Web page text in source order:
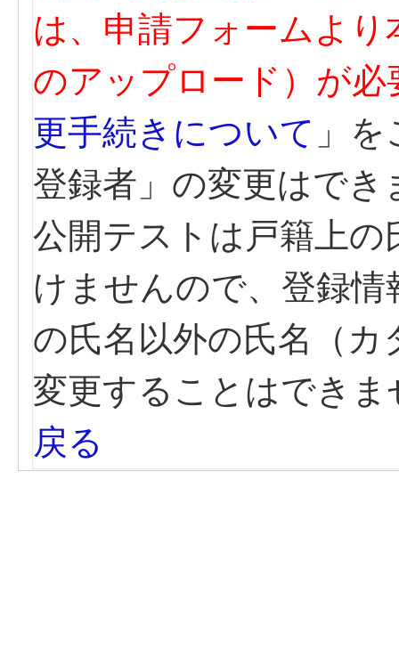
は、申請フォームよ
のアップロード）が必
更手続きについて 」
登録者」の変更はでき
公開テストは戸籍上
けませんので、登録
の氏名以外の氏名（
変更することはできま
戻る